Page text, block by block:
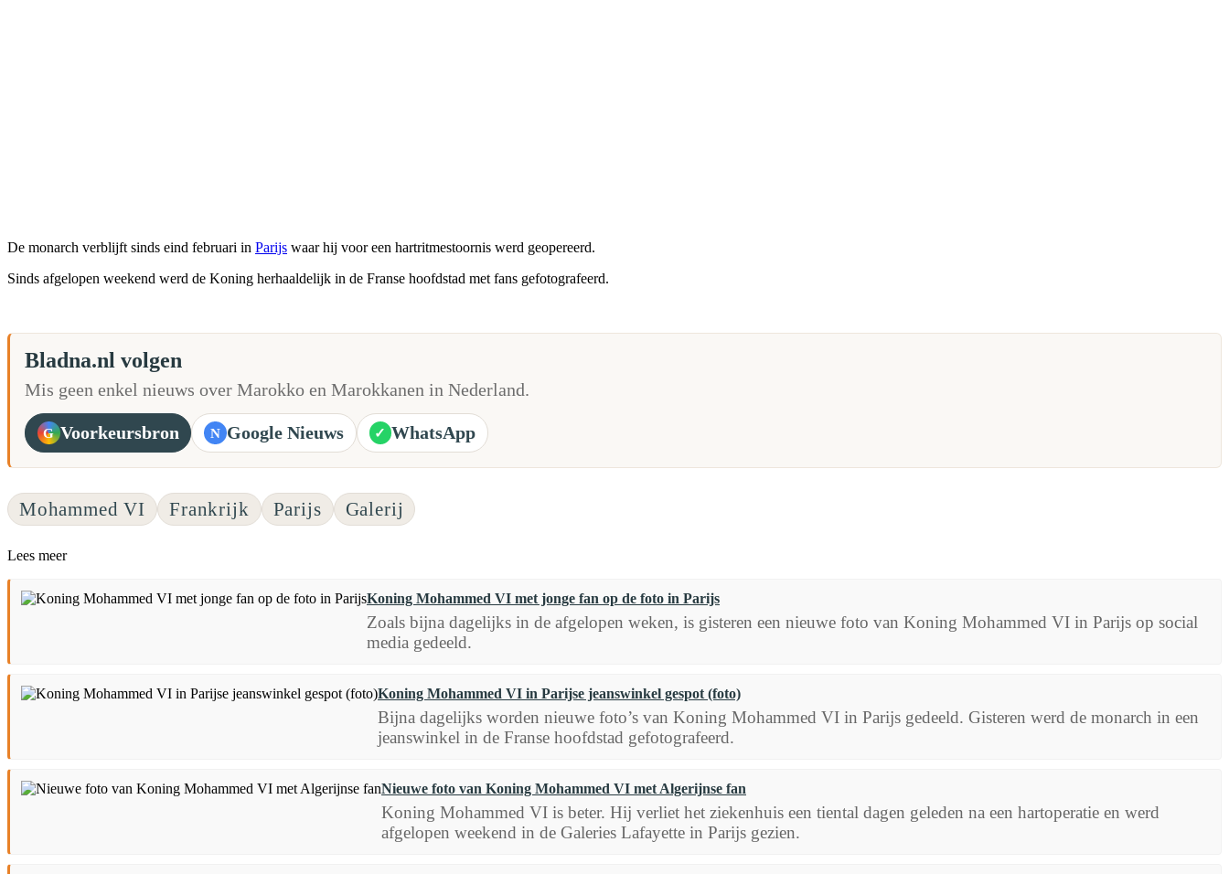
De monarch verblijft sinds eind februari in Parijs waar hij voor een hartritmestoornis werd geopereerd.
Sinds afgelopen weekend werd de Koning herhaaldelijk in de Franse hoofdstad met fans gefotografeerd.
Bladna.nl volgen
Mis geen enkel nieuws over Marokko en Marokkanen in Nederland.
G Voorkeursbron N Google Nieuws ✓ WhatsApp
Mohammed VI Frankrijk Parijs Galerij
Lees meer
Koning Mohammed VI met jonge fan op de foto in Parijs
Zoals bijna dagelijks in de afgelopen weken, is gisteren een nieuwe foto van Koning Mohammed VI in Parijs op social
media gedeeld.
Koning Mohammed VI in Parijse jeanswinkel gespot (foto)
Bijna dagelijks worden nieuwe foto’s van Koning Mohammed VI in Parijs gedeeld. Gisteren werd de monarch in een
jeanswinkel in de Franse hoofdstad gefotografeerd.
Nieuwe foto van Koning Mohammed VI met Algerijnse fan
Koning Mohammed VI is beter. Hij verliet het ziekenhuis een tiental dagen geleden na een hartoperatie en werd
afgelopen weekend in de Galeries Lafayette in Parijs gezien.